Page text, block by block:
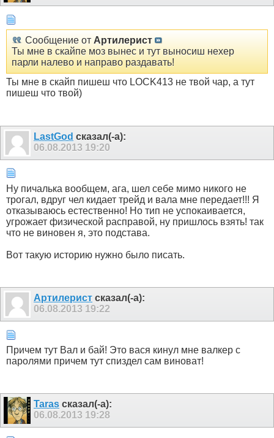
Сообщение от Артилерист
Ты мне в скайпе моз вынес и тут выносиш нехер
парли налево и направо раздавать!
Ты мне в скайп пишеш что LOCK413 не твой чар, а тут
пишеш что твой)
LastGod сказал(-а):
06.08.2013 19:20
Ну пичалька вообщем, ага, шел себе мимо никого не
трогал, вдруг чел кидает трейд и вала мне передает!!! Я
отказываюсь естественно! Но тип не успокаивается,
угрожает физической расправой, ну пришлось взять! так
что не виновен я, это подстава.
Вот такую историю нужно было писать.
Артилерист сказал(-а):
06.08.2013 19:22
Причем тут Вал и бай! Это вася кинул мне валкер с
паролями причем тут спиздел сам виноват!
Taras сказал(-а):
06.08.2013 19:28